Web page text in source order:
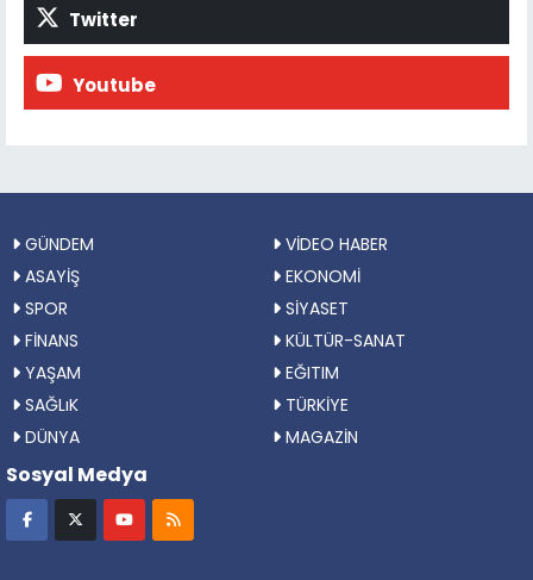
Twitter
Youtube
GÜNDEM
VİDEO HABER
ASAYİŞ
EKONOMİ
SPOR
SİYASET
FİNANS
KÜLTÜR-SANAT
YAŞAM
EĞITIM
SAĞLıK
TÜRKİYE
DÜNYA
MAGAZİN
Sosyal Medya